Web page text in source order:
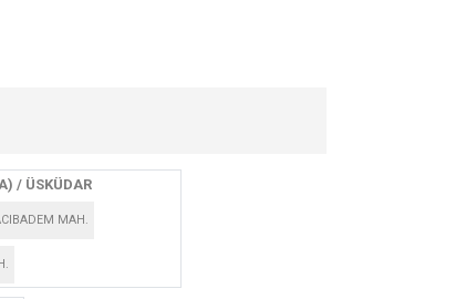
/ ÜSKÜDAR
MAH.